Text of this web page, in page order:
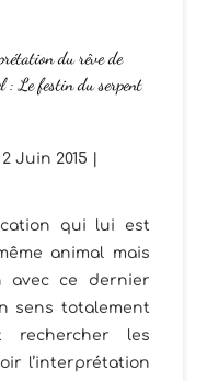
du rêve de
: Le festin du serpent
2 Juin 2015
qui lui est
animal mais
avec ce dernier
sens totalement
les
l’interprétation